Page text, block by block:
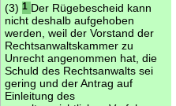
(3) 1 Der Rügebescheid kann
nicht deshalb aufgehoben
werden, weil der Vorstand der
Rechtsanwaltskammer zu
Unrecht angenommen hat, die
Schuld des Rechtsanwalts sei
gering und der Antrag auf
Einleitung des